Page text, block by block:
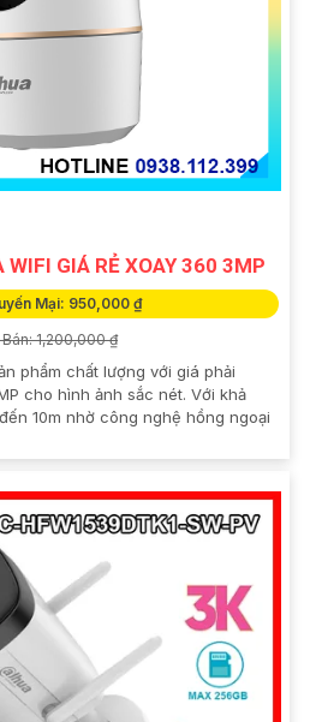
WIFI GIÁ RẺ XOAY 360 3MP
Mại: 950,000 ₫
Bán: 1,200,000 ₫
phẩm chất lượng với giá phải
cho hình ảnh sắc nét. Với khả
10m nhờ công nghệ hồng ngoại